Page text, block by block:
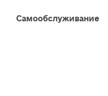
Самообслуживание